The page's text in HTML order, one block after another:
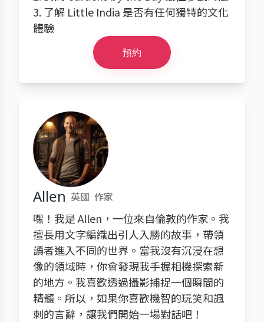
3. 了解 Little India 是否有任何獨特的文化
體驗
預約
Allen 英國 作家
嘿！我是 Allen，一位來自倫敦的作家。我
擅長用文字編織出引人入勝的故事，帶領
讀者進入不同的世界。當我沒有沉浸在想
像的領域時，你會發現我手握相機探索新
的地方。我喜歡透過攝影捕捉一個瞬間的
精髓。所以，如果你喜歡機智的玩笑和諷
刺的言辭，讓我們開始一場對話吧！